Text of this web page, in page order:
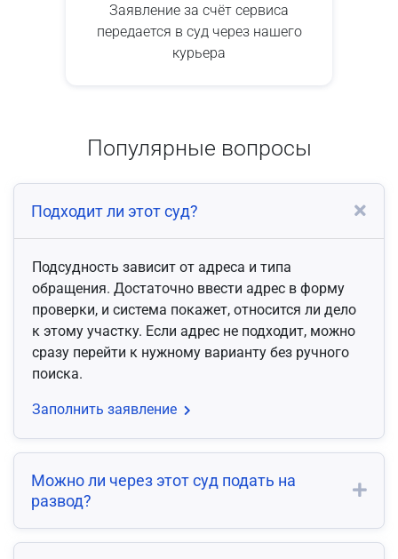
Заявление за счёт сервиса
передается в суд через нашего
курьера
Популярные вопросы
Подходит ли этот суд?
Подсудность зависит от адреса и типа
обращения. Достаточно ввести адрес в форму
проверки, и система покажет, относится ли дело
к этому участку. Если адрес не подходит, можно
сразу перейти к нужному варианту без ручного
поиска.
Заполнить заявление
Можно ли через этот суд подать на
развод?